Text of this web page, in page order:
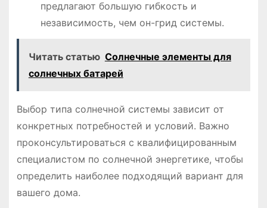
предлагают большую гибкость и
независимость, чем он-грид системы.
Читать статью Солнечные элементы для
солнечных батарей
Выбор типа солнечной системы зависит от
конкретных потребностей и условий. Важно
проконсультироваться с квалифицированным
специалистом по солнечной энергетике, чтобы
определить наиболее подходящий вариант для
вашего дома.